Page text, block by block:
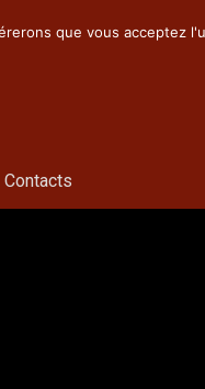
Contacts
que vous acceptez